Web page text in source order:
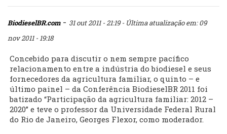
BiodieselBR.com- 31 out 2011 - 21:19- Última atualização em: 09
nov 2011 - 19:18
Concebido para discutir o nem sempre pacífico
relacionamento entre a indústria do biodiesel e seus
fornecedores da agricultura familiar, o quinto – e
último painel – da Conferência BiodieselBR 2011 foi
batizado “Participação da agricultura familiar: 2012 –
2020” e teve o professor da Universidade Federal Rural
do Rio de Janeiro, Georges Flexor, como moderador.